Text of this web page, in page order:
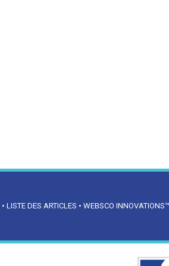
• LISTE DES ARTICLES • WEBSCO INNOVATIONS™